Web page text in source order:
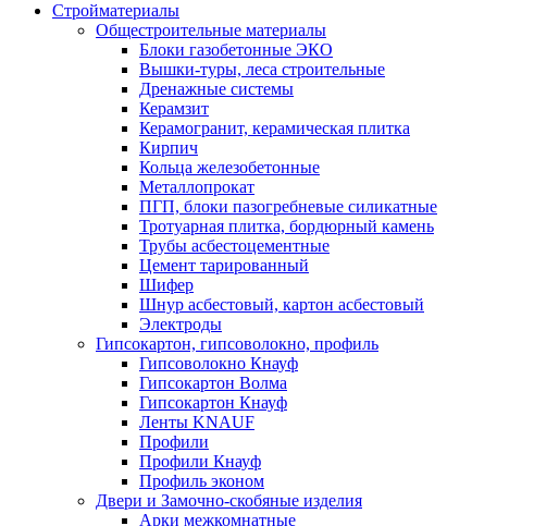
Стройматериалы
Oбщестроительные материалы
Блоки газобетонные ЭКО
Вышки-туры, леса строительные
Дренажные системы
Керамзит
Керамогранит, керамическая плитка
Кирпич
Кольца железобетонные
Металлопрокат
ПГП, блоки пазогребневые силикатные
Тротуарная плитка, бордюрный камень
Трубы асбестоцементные
Цемент тарированный
Шифер
Шнур асбестовый, картон асбестовый
Электроды
Гипсокартон, гипсоволокно, профиль
Гипсоволокно Кнауф
Гипсокартон Волма
Гипсокартон Кнауф
Ленты KNAUF
Профили
Профили Кнауф
Профиль эконом
Двери и Замочно-скобяные изделия
Арки межкомнатные